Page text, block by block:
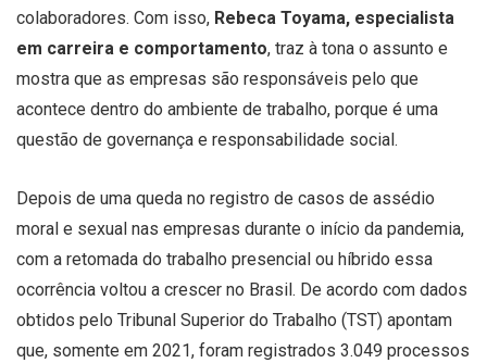
colaboradores. Com isso, Rebeca Toyama, especialista
em carreira e comportamento, traz à tona o assunto e
mostra que as empresas são responsáveis pelo que
acontece dentro do ambiente de trabalho, porque é uma
questão de governança e responsabilidade social.
Depois de uma queda no registro de casos de assédio
moral e sexual nas empresas durante o início da pandemia,
com a retomada do trabalho presencial ou híbrido essa
ocorrência voltou a crescer no Brasil. De acordo com dados
obtidos pelo Tribunal Superior do Trabalho (TST) apontam
que, somente em 2021, foram registrados 3.049 processos